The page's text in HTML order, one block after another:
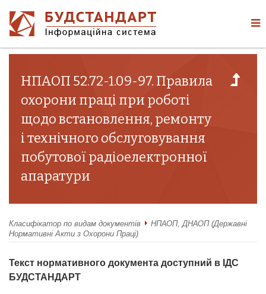
НПАОП 52.72-1.09-97. Правила
охорони праці при роботі
щодо встановлення, ремонту
і технічного обслуговування
побутової радіоелектронної
апаратури
Класифікатор по видам документів
НПАОП, ДНАОП (Державні
Нормативні Акти з Охорони Праці)
Текст нормативного документа доступний в ІДС
БУДСТАНДАРТ